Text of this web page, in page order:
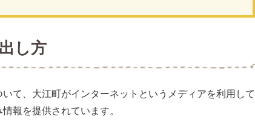
し方
て、大江町がインターネットというメディアを利用して
報を提供されています。